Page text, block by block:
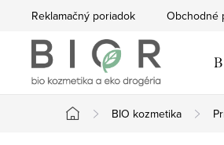
Reklamačný poriadok Obchodné
Domov
BIO kozmetika